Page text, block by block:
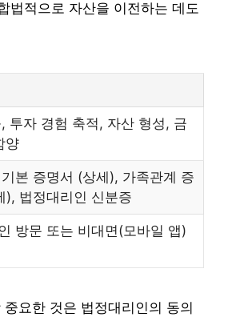
법적으로 자산을 이전하는 데도
투자 경험 축적, 자산 형성, 금
양
본 증명서 (상세), 가족관계 증
), 법정대리인 신분증
방문 또는 비대면(모바일 앱)
요한 것은 법정대리인의 동의